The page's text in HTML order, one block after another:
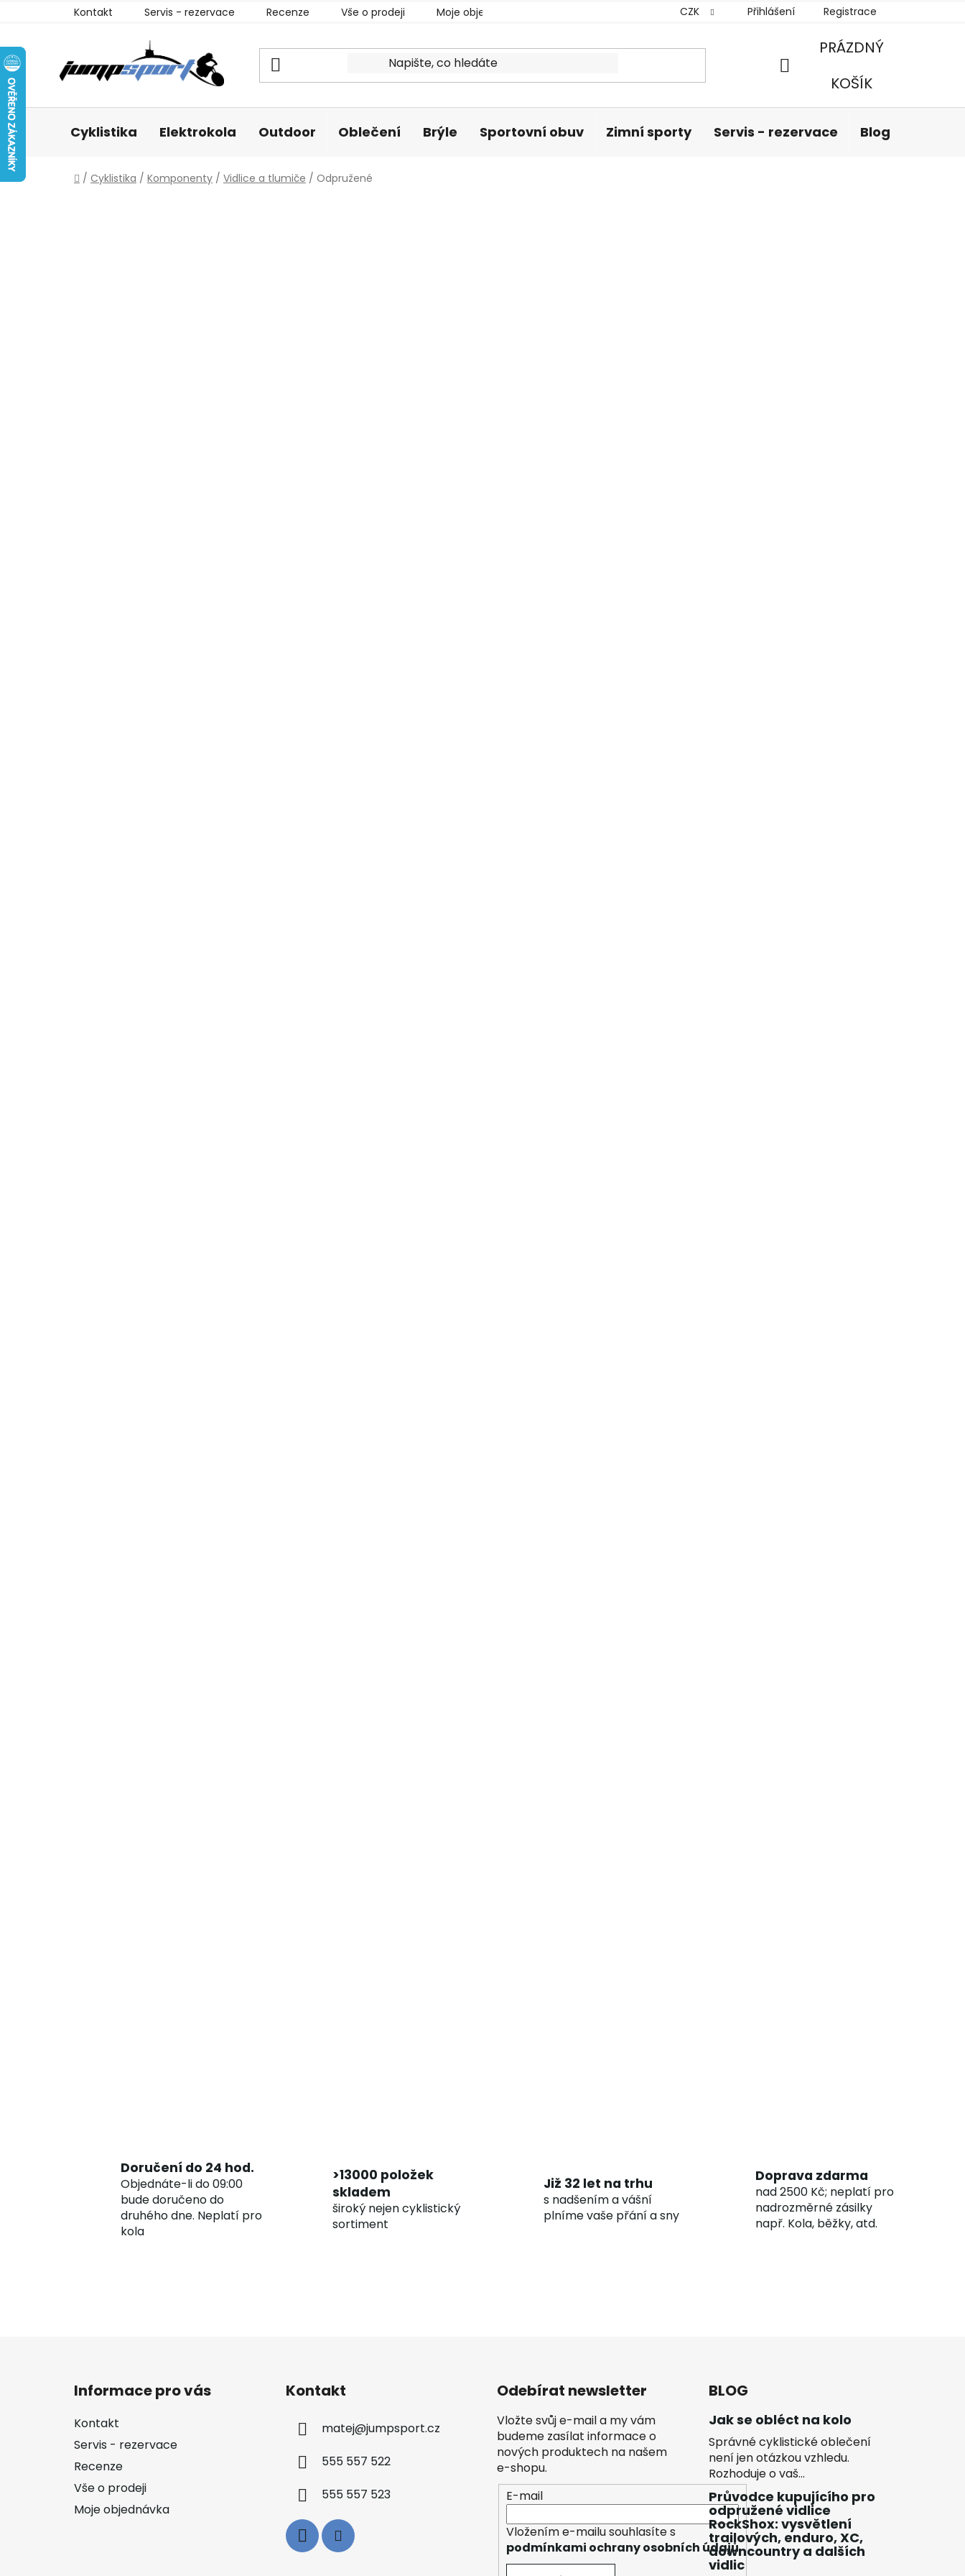
Kontakt Servis - rezervace Recenze Vše o prodeji Moje objednávka CZK Přihlášení Registrace
NÁKUPNÍ
PRÁZDNÝ
KOŠÍK
Cyklistika Elektrokola Outdoor Oblečení Brýle Sportovní obuv Zimní sporty Servis - rezervace Blog
Domů
/ Cyklistika / Komponenty / Vidlice a tlumiče / Odpružené
Doručení do 24 hod.
Objednáte-li do 09:00
bude doručeno do
druhého dne. Neplatí pro
kola
>13000 položek
skladem
široký nejen cyklistický
sortiment
Již 32 let na trhu
s nadšením a vášní
plníme vaše přání a sny
Doprava zdarma
nad 2500 Kč; neplatí pro
nadrozměrné zásilky
např. Kola, běžky, atd.
Informace pro vás
Kontakt
Servis - rezervace
Recenze
Vše o prodeji
Moje objednávka
Kontakt
matej@jumpsport.cz
555 557 522
555 557 523
Odebírat newsletter
Vložte svůj e-mail a my vám
budeme zasílat informace o
nových produktech na našem
e-shopu.
E-mail
Vložením e-mailu souhlasíte s
podmínkami ochrany osobních údajů
BLOG
Jak se obléct na kolo
Správné cyklistické oblečení
není jen otázkou vzhledu.
Rozhoduje o vaš...
Průvodce kupujícího pro
odpružené vidlice
RockShox: vysvětlení
trailových, enduro, XC,
downcountry a dalších
vidlic